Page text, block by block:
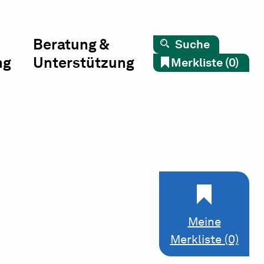
Beratung &
Unterstützung
Suche
Merkliste (0)
Meine
Merkliste (0)